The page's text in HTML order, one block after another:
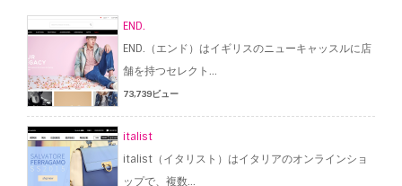
END.
END.（エンド）はイギリスのニューキャッスルに店
舗を持つセレクト...
73,739ビュー
italist
italist（イタリスト）はイタリアのオンラインショ
ップで、複数...